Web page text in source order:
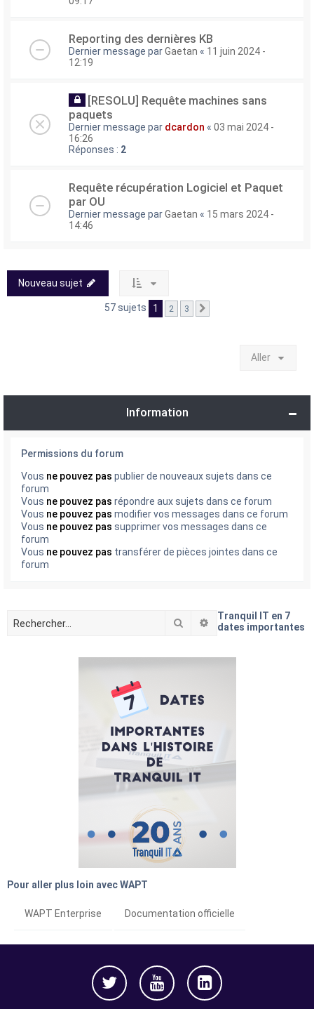
Reporting des dernières KB
Dernier message parGaetan « 11 juin 2024 -
12:19
[RESOLU] Requête machines sans
paquets
Dernier message par dcardon « 03 mai 2024 -
16:26
Réponses : 2
Requête récupération Logiciel et Paquet
par OU
Dernier message parGaetan « 15 mars 2024 -
14:46
Nouveau sujet
57 sujets 1 2 3
Aller
Information
Permissions du forum
Vous ne pouvez pas publier de nouveaux sujets dans ce
forum
Vous ne pouvez pas répondre aux sujets dans ce forum
Vous ne pouvez pas modifier vos messages dans ce forum
Vous ne pouvez pas supprimer vos messages dans ce
forum
Vous ne pouvez pas transférer de pièces jointes dans ce
forum
RechercherRecherche avancée
Tranquil IT en 7
dates importantes
Pour aller plus loin avec WAPT
WAPT Enterprise Documentation officielle